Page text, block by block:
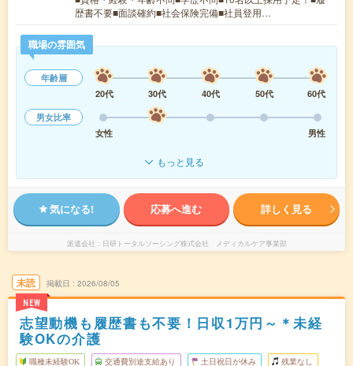
歴書不要■面談確約■社会保険完備■社員登用…
職場の雰囲気
年齢層
20代
30代 40代 50代
60代
男女比率
女性
男性
もっと見る
気になる! 応募へ進む 詳しく見る
派遣会社 日研トータルソーシング株式会社 メディカルケア事業部
未読
NEW
掲載日 2026/08/05
志望動機も履歴書も不要！日収1万円～＊未経
験OKの介護
職種未経験OK 交通費別途支給あり 土日祝日が休み 残業なし